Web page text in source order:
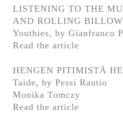
LISTENING TO THE
AND ROLLING
Youthies, by Gianfranco
Read the article
HENGEN PITIMISTÄ
Taide, by Pessi Rautio
Monika Tomczy
Read the article